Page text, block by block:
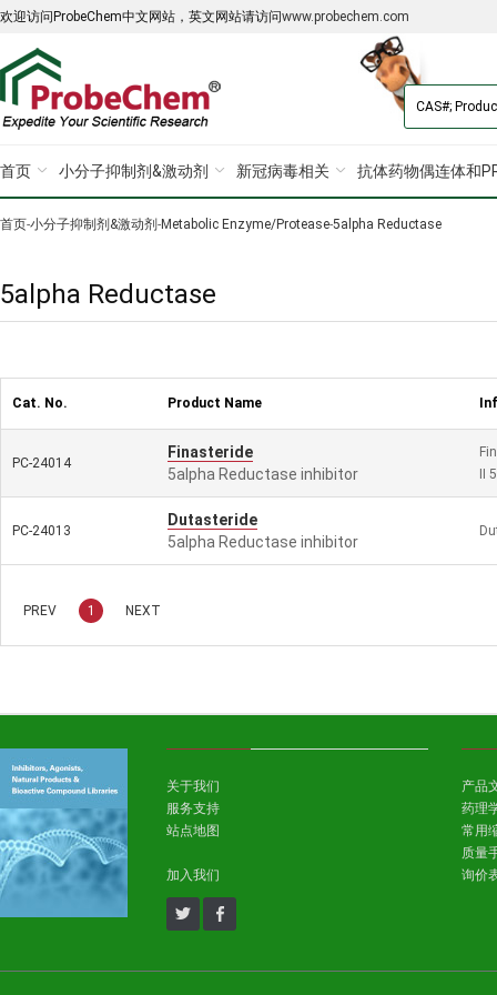
欢迎访问ProbeChem中文网站，英文网站请访问www.probechem.com
首页 小分子抑制剂&激动剂 新冠病毒相关 抗体药物偶连体和
首页-小分子抑制剂&激动剂 -Metabolic Enzyme/Protease-5alpha Reductase
5alpha Reductase
Cat. No. Product Name
PC-24014
Finasteride
5alpha Reductase inhibitor
II
PC-24013
Dutasteride
5alpha Reductase inhibitor
PREV 1 NEXT
关于我们
服务支持
站点地图
加入我们
产品
药理
常用
质量
询价